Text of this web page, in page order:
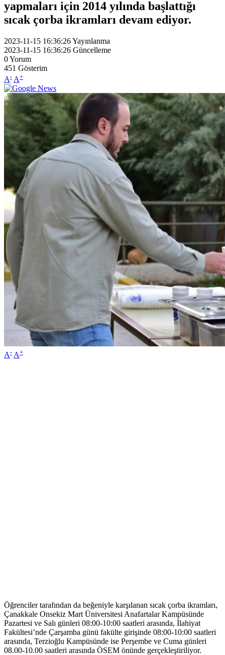
yapmaları için 2014 yılında başlattığı
sıcak çorba ikramları devam ediyor.
2023-11-15 16:36:26Yayınlanma
2023-11-15 16:36:26 Güncelleme
0Yorum
451 Gösterim
A- A+
A- A+
Öğrenciler tarafından da beğeniyle karşılanan sıcak çorba ikramları,
Çanakkale Onsekiz Mart Üniversitesi Anafartalar Kampüsünde
Pazartesi ve Salı günleri 08:00-10:00 saatleri arasında, İlahiyat
Fakültesi’nde Çarşamba günü fakülte girişinde 08:00-10:00 saatleri
arasında, Terzioğlu Kampüsünde ise Perşembe ve Cuma günleri
08.00-10.00 saatleri arasında ÖSEM önünde gerçekleştiriliyor.